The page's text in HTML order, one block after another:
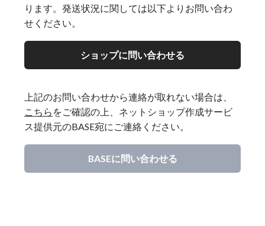
ります。発送状況に関しては以下よりお問い合わ
せください。
ショップに問い合わせる
上記のお問い合わせから連絡が取れない場合は、
こちら をご確認の上、ネットショップ作成サービ
ス提供元のBASE宛にご連絡ください。
BASEに問い合わせる